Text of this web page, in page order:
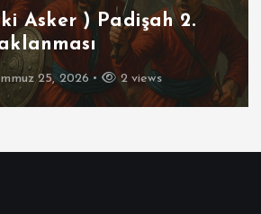
Asker ) Padişah 2.
25, 2026 2 views